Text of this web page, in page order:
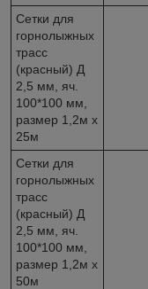
Сетки для
горнолыжных
трасс
(красный) Д
2,5 мм, яч.
100*100 мм,
размер 1,2м х
25м
Сетки для
горнолыжных
трасс
(красный) Д
2,5 мм, яч.
100*100 мм,
размер 1,2м х
50м